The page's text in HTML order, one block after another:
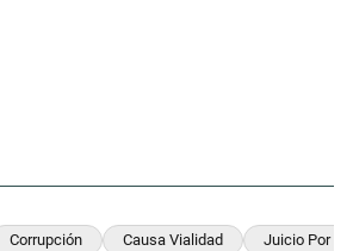
Corrupción Causa Vialidad Juicio Por